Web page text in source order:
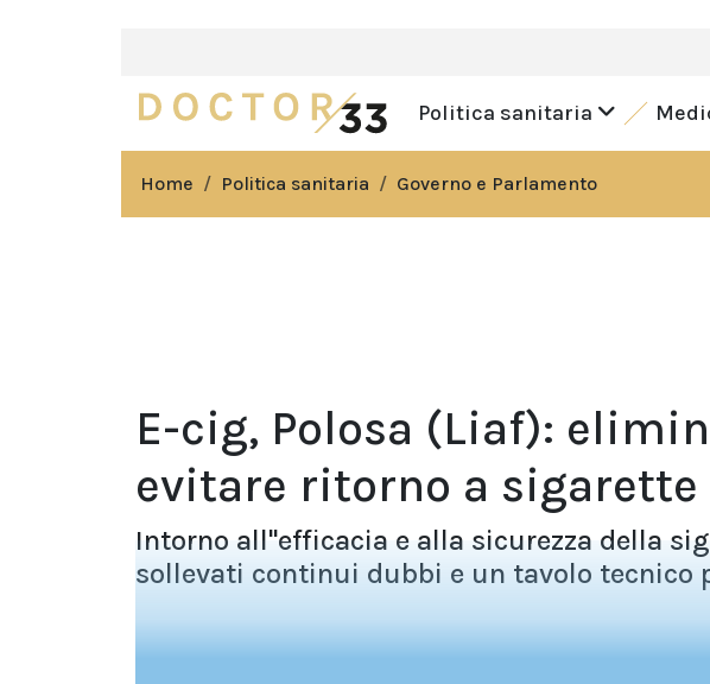
Politica sanitaria
Home Politica sanitaria Governo e Parlamento
E-cig, Polosa (Liaf):
evitare ritorno a sigarette
Intorno all''efficacia e alla sicurezza della
sollevati continui dubbi e un tavolo tecnico